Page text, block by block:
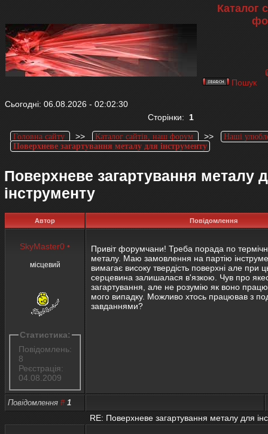
Каталог
Пошук
Сьогодні: 06.08.2026 - 02:02:30
Сторінки: 1
Головна сайту >> Каталог сайтів, наш форум >>
Наші
Поверхневе загартування металу для інструменту
Поверхневе загартування металу
інструменту
Автор Повідомлення
SkyMaster0 •
місцевий
Статистика:
Повідомлень:
8
Реєстрація:
04.08.2009
Привіт форумчани! Треба порада по
металу. Маю замовлення на партію
вимагає високу твердість поверхні але при
серцевина залишалася в'язкою. Чув про
загартування, але не розумію як воно
мого випадку. Можливо хтось працював з
завданнями?
Повідомлення # 1
RE: Поверхневе загартування металу для